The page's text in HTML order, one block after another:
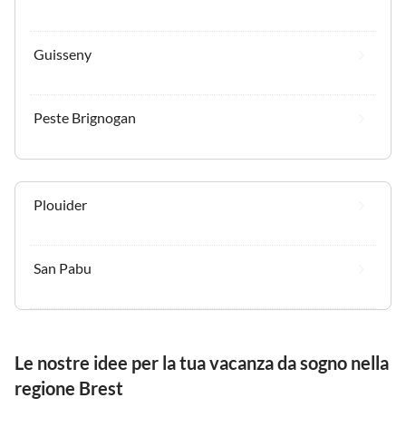
Guisseny
Peste Brignogan
Plouider
San Pabu
Le nostre idee per la tua vacanza da sogno nella
regione Brest